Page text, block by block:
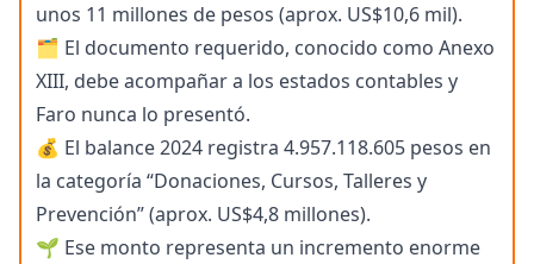
unos 11 millones de pesos (aprox. US$10,6 mil).
🗂️ El documento requerido, conocido como Anexo
XIII, debe acompañar a los estados contables y
Faro nunca lo presentó.
💰 El balance 2024 registra 4.957.118.605 pesos en
la categoría “Donaciones, Cursos, Talleres y
Prevención” (aprox. US$4,8 millones).
🌱 Ese monto representa un incremento enorme